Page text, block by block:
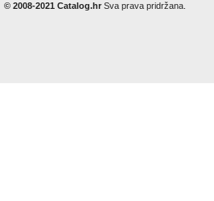
© 2008-2021 Catalog.hr Sva prava pridržana.